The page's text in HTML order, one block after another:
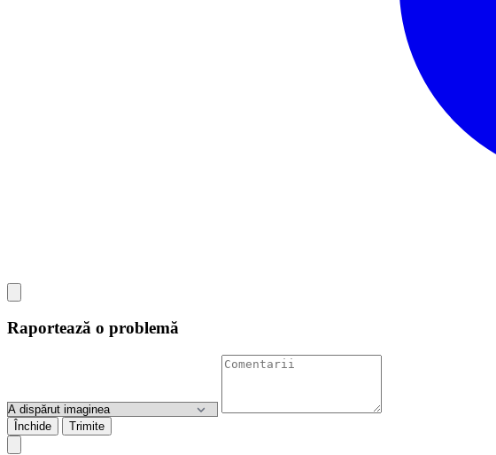
Raportează o problemă
Închide Trimite